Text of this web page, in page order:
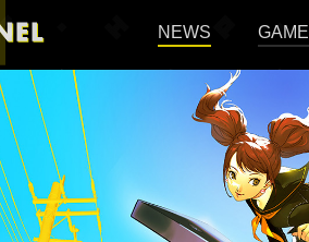
NEWS GAME